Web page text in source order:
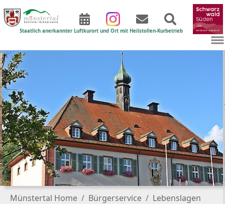
Staatlich anerkannter Luftkurort und Ort mit Heilstollen-Kurbetrieb
Sie sind hier:
Münstertal Home Bürgerservice
Lebenslagen